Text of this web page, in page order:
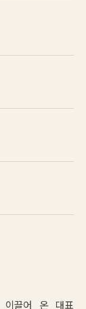
이끌어 온 대표